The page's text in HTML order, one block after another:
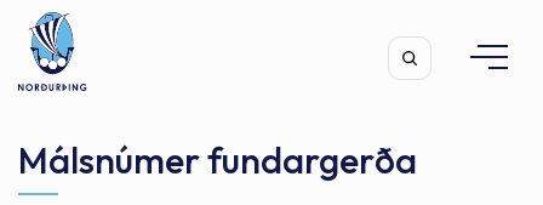
Málsnúmer fundargerða